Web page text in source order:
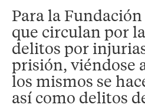
Para la
que circulan por
delitos por
prisión, viéndose
los mismos se
así como delitos